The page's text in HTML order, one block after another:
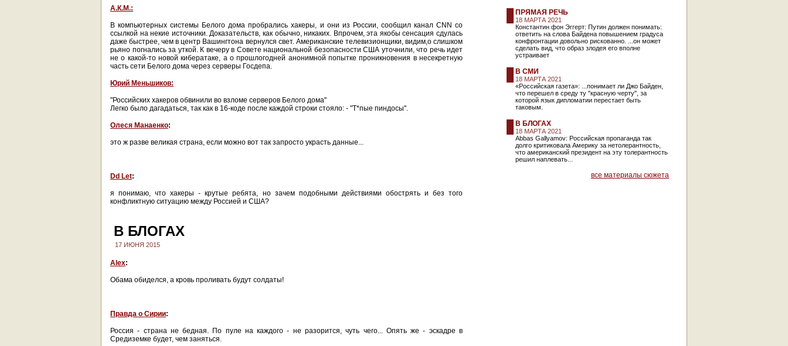
А.К.М.:
В компьютерных системы Белого дома пробрались хакеры, и они из России, сообщил канал CNN со
ссылкой на некие источники. Доказательств, как обычно, никаких. Впрочем, эта якобы сенсация сдулась
даже быстрее, чем в центр Вашингтона вернулся свет. Американские телевизионщики, видим,о слишком
рьяно погнались за уткой. К вечеру в Совете национальной безопасности США уточнили, что речь идет
не о какой-то новой кибератаке, а о прошлогодней анонимной попытке проникновения в несекретную
часть сети Белого дома через серверы Госдепа.
Юрий Меньшиков:
"Российских хакеров обвинили во взломе серверов Белого дома"
Легко было дагадаться, так как в 16-коде после каждой строки стояло: - "Т*пые пиндосы".
Олеся Манаенко:
это ж разве великая страна, если можно вот так запросто украсть данные...
Dd Let:
я понимаю, что хакеры - крутые ребята, но зачем подобными действиями обострять и без того
конфликтную ситуацию между Россией и США?
В БЛОГАХ
17 ИЮНЯ 2015
Alex:
Обама обиделся, а кровь проливать будут солдаты!
Правда о Сирии:
Россия - страна не бедная. По пуле на каждого - не разорится, чуть чего... Опять же - эскадре в
Средиземке будет, чем заняться.
ПРЯМАЯ РЕЧЬ
18 МАРТА 2021
Константин фон Эггерт: Путин должен понимать:
ответить на слова Байдена повышением градуса
конфронтации довольно рискованно. ...он может
сделать вид, что образ злодея его вполне
устраивает
В СМИ
18 МАРТА 2021
«Российская газета»: ...понимает ли Джо Байден,
что перешел в среду ту "красную черту", за
которой язык дипломатии перестает быть
таковым.
В БЛОГАХ
18 МАРТА 2021
Abbas Gallyamov: Российская пропаганда так
долго критиковала Америку за нетолерантность,
что американский президент на эту толерантность
решил наплевать...
все материалы сюжета